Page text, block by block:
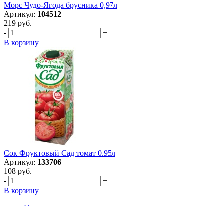
Морс Чудо-Ягода брусника 0,97л
Артикул: 104512
219 руб.
-
+
В корзину
Сок Фруктовый Сад томат 0.95л
Артикул: 133706
108 руб.
-
+
В корзину